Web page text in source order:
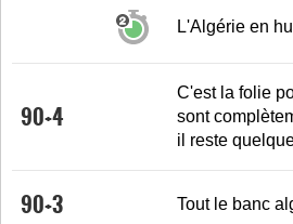
L'Algérie en
90+4
C'est la folie
sont
il reste
90+3 Tout le banc